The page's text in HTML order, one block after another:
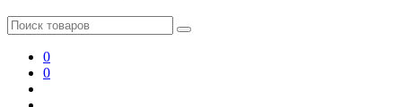
0
0